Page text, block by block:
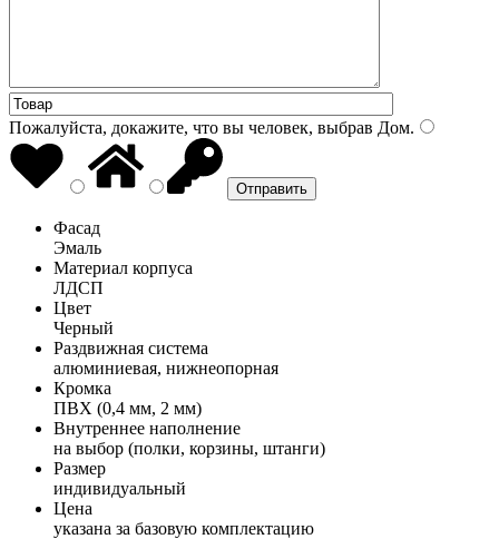
Пожалуйста, докажите, что вы человек, выбрав Дом.
Фасад
Эмаль
Материал корпуса
ЛДСП
Цвет
Черный
Раздвижная система
алюминиевая, нижнеопорная
Кромка
ПВХ (0,4 мм, 2 мм)
Внутреннее наполнение
на выбор (полки, корзины, штанги)
Размер
индивидуальный
Цена
указана за базовую комплектацию